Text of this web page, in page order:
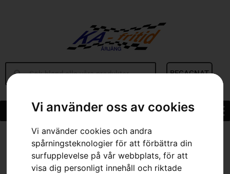
Vi använder oss av cookies
Vi använder cookies och andra
spårningsteknologier för att förbättra din
surfupplevelse på vår webbplats, för att
visa dig personligt innehåll och riktade
BEGAGNAT
»Sortiment»Skyddsglasögon, Yellow X